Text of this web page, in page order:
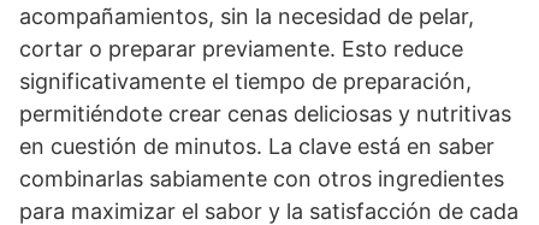
acompañamientos, sin la necesidad de pelar,
cortar o preparar previamente. Esto reduce
significativamente el tiempo de preparación,
permitiéndote crear cenas deliciosas y nutritivas
en cuestión de minutos. La clave está en saber
combinarlas sabiamente con otros ingredientes
para maximizar el sabor y la satisfacción de cada